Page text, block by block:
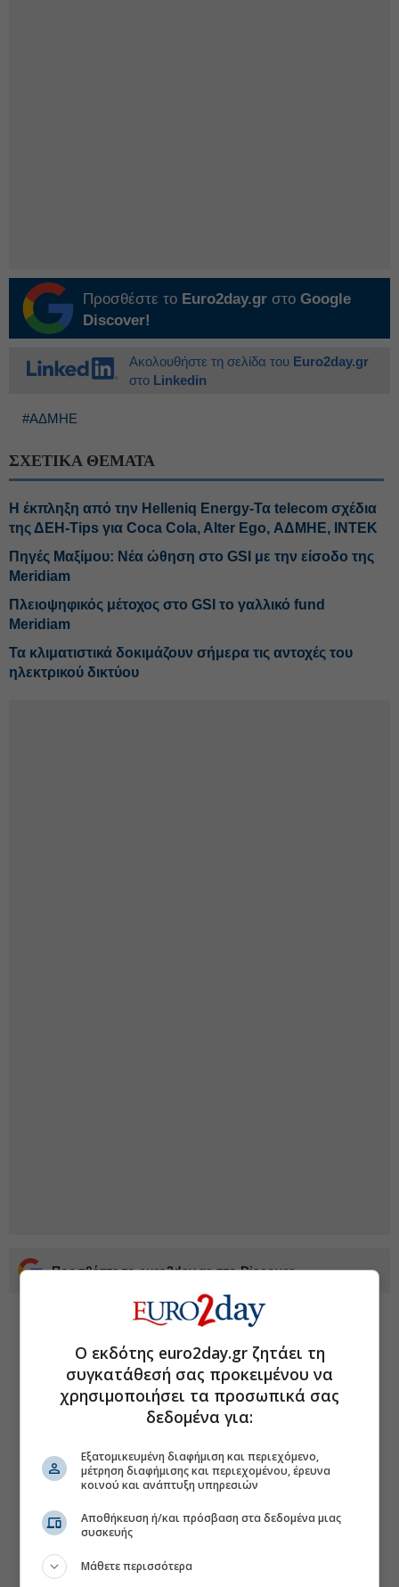
Προσθέστε το Euro2day.gr στο Google
Discover!
Ακολουθήστε τη σελίδα του Euro2day.gr
στο Linkedin
#ΑΔΜΗΕ
ΣΧΕΤΙΚΑ ΘΕΜΑΤΑ
H έκπληξη από την Helleniq Energy-Τα telecom σχέδια
της ΔΕΗ-Tips για Coca Cola, Alter Ego, ΑΔΜΗΕ, ΙΝΤΕΚ
Πηγές Μαξίμου: Νέα ώθηση στο GSI με την είσοδο της
Meridiam
Πλειοψηφικός μέτοχος στο GSI το γαλλικό fund
Meridiam
Τα κλιματιστικά δοκιμάζουν σήμερα τις αντοχές του
ηλεκτρικού δικτύου
Προσθέστε το euro2day.gr στο Discover
Ο εκδότης euro2day.gr ζητάει τη
συγκατάθεσή σας προκειμένου να
χρησιμοποιήσει τα προσωπικά σας
δεδομένα για:
Εξατομικευμένη διαφήμιση και περιεχόμενο,
μέτρηση διαφήμισης και περιεχομένου, έρευνα
κοινού και ανάπτυξη υπηρεσιών
Αποθήκευση ή/και πρόσβαση στα δεδομένα μιας
συσκευής
Μάθετε περισσότερα